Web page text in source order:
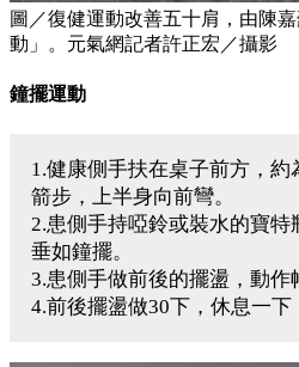
圖／復健運動改善五十肩，由陳
動」。元氣網記者許正宏／攝影
鐘擺運動
1.健康側手扶在桌子前方，約
箭步，上半身向前彎。
2.患側手持啞鈴或裝水的寶
垂如鐘擺。
3.患側手做前後的擺盪，動作
4.前後擺盪做30下，休息一下